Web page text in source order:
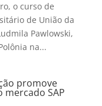
o curso de
de União da
Pawlowski,
na...
promove
SAP